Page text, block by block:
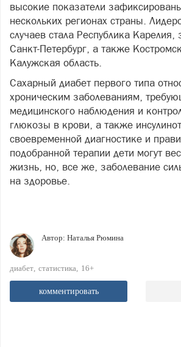
высокие показатели
нескольких регионах страны.
случаев стала Республика Карелия,
Санкт-Петербург, а также
Калужская область.
Сахарный диабет первого типа
хроническим заболеваниям,
медицинского наблюдения и
глюкозы в крови, а также
своевременной диагностике и
подобранной терапии дети могут
жизнь, но, все же, заболевание
на здоровье.
Автор: Наталья Рюмина
диабет статистика 16+
комментировать